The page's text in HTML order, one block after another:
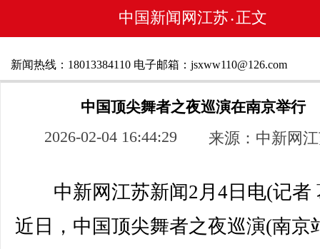
中国新闻网江苏 • 正文
新闻热线：18013384110 电子邮箱：jsxww110@126.com
中国顶尖舞者之夜巡演在南京举行
2026-02-04 16:44:29 来源：中新网
中新网江苏新闻2月4日电(记者
近日，中国顶尖舞者之夜巡演(南京